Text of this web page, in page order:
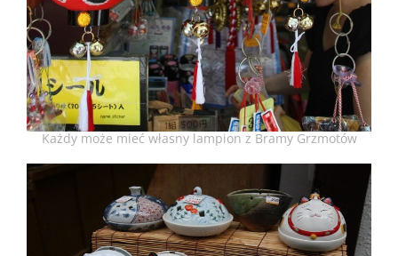
Każdy może mieć własny lampion z Bramy Grzmotów